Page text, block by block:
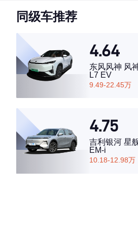
·外观表现较为优秀，优于60%同级车
·空间表现较为优秀，优于76%同级车
同级车推荐
4.64
东风风神 风
L7 EV
9.49-22.45万
4.75
吉利银河 星
EM-i
10.18-12.98万